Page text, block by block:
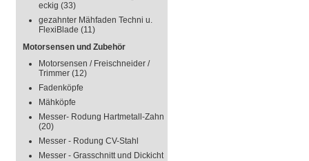
eckig (33)
gezahnter Mähfaden Techni u.
FlexiBlade (11)
Motorsensen und Zubehör
Motorsensen / Freischneider /
Trimmer (12)
Fadenköpfe
Mähköpfe
Messer- Rodung Hartmetall-Zahn
(20)
Messer - Rodung CV-Stahl
Messer - Grasschnitt und Dickicht